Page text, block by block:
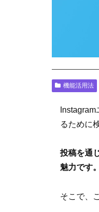
機能活用法
るために
投稿を通
魅力です。
そこで、